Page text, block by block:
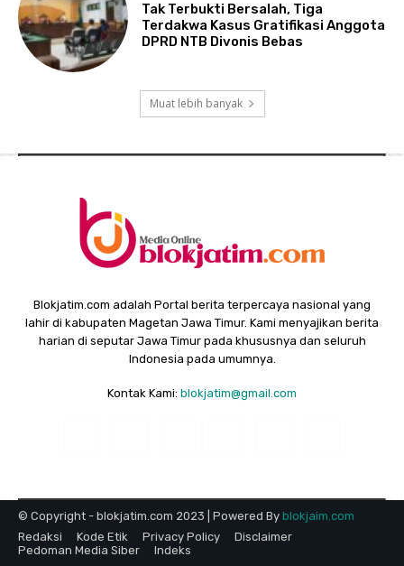
Tak Terbukti Bersalah, Tiga
Terdakwa Kasus Gratifikasi Anggota
DPRD NTB Divonis Bebas
Muat lebih banyak
Blokjatim.com adalah Portal berita terpercaya nasional yang
lahir di kabupaten Magetan Jawa Timur. Kami menyajikan berita
harian di seputar Jawa Timur pada khususnya dan seluruh
Indonesia pada umumnya.
Kontak Kami: blokjatim@gmail.com
© Copyright - blokjatim.com 2023 | Powered By blokjaim.com
Redaksi
Kode Etik Privacy Policy
Disclaimer
Pedoman Media Siber
Indeks